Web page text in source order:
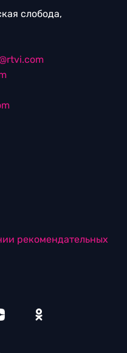
слобода,
рекомендательных